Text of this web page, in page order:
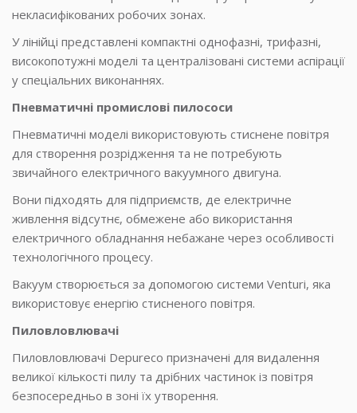
некласифікованих робочих зонах.
У лінійці представлені компактні однофазні, трифазні,
високопотужні моделі та централізовані системи аспірації
у спеціальних виконаннях.
Пневматичні промислові пилососи
Пневматичні моделі використовують стиснене повітря
для створення розрідження та не потребують
звичайного електричного вакуумного двигуна.
Вони підходять для підприємств, де електричне
живлення відсутнє, обмежене або використання
електричного обладнання небажане через особливості
технологічного процесу.
Вакуум створюється за допомогою системи Venturi, яка
використовує енергію стисненого повітря.
Пиловловлювачі
Пиловловлювачі Depureco призначені для видалення
великої кількості пилу та дрібних частинок із повітря
безпосередньо в зоні їх утворення.